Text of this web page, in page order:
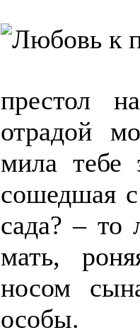
престол
отрадой
мила тебе
сошедшая с
сада? – то
мать,
носом
особы.